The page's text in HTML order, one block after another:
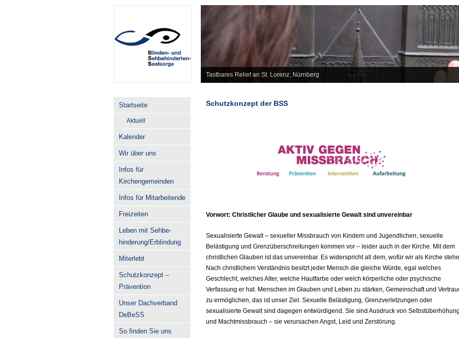
Tastbares Relief an St. Lorenz, Nürnberg
Startseite
Aktuell
Kalender
Wir über uns
Infos für
Kirchengemeinden
Infos für Mitarbeitende
Freizeiten
Leben mit Sehbe-
hinderung/Erblindung
Miterlebt
Schutzkonzept –
Prävention
Unser Dachverband
DeBeSS
So finden Sie uns
Schutzkonzept der BSS
Vorwort: Christlicher Glaube und sexualisierte Gewalt sind unvereinbar
Sexualisierte Gewalt – sexueller Missbrauch von Kindern und Jugendlichen, sexuelle
Belästigung und Grenzüberschreitungen kommen vor – leider auch in der Kirche. Mit dem
christlichen Glauben ist das unvereinbar. Es widerspricht all dem, wofür wir als Kirche
Nach christlichem Verständnis besitzt jeder Mensch die gleiche Würde, egal welches
Geschlecht, welches Alter, welche Hautfarbe oder welch körperliche oder psychische
Verfassung er hat. Menschen im Glauben und Leben zu stärken, Gemeinschaft und
zu ermöglichen, das ist unser Ziel. Sexuelle Belästigung, Grenzverletzungen oder
sexualisierte Gewalt sind dagegen entwürdigend. Sie sind Ausdruck von
und Machtmissbrauch – sie verursachen Angst, Leid und Zerstörung.